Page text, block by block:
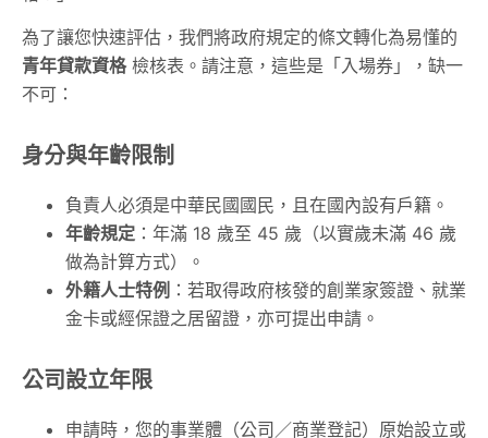
為了讓您快速評估，我們將政府規定的條文轉化為易懂的
青年貸款資格檢核表。請注意，這些是「入場券」，缺一
不可：
身分與年齡限制
負責人必須是中華民國國民，且在國內設有戶籍。
年齡規定 ：年滿 18 歲至 45 歲（以實歲未滿 46 歲
做為計算方式）。
外籍人士特例 ：若取得政府核發的創業家簽證、就業
金卡或經保證之居留證，亦可提出申請。
公司設立年限
申請時，您的事業體（公司／商業登記）原始設立或